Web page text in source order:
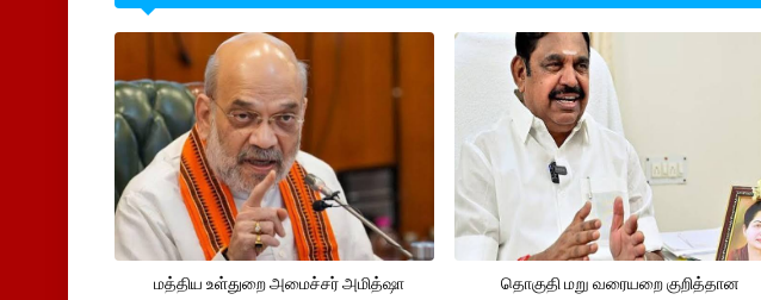
மத்திய உள்துறை அமைச்சர் அமித்ஷா
தொகுதி மறு வரையறை குறித்தான